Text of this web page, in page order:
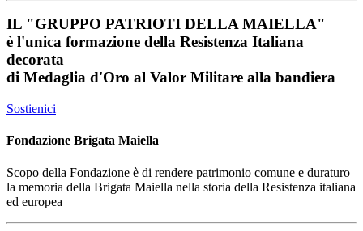
IL "GRUPPO PATRIOTI DELLA MAIELLA"
è l'unica formazione della Resistenza Italiana
decorata
di Medaglia d'Oro al Valor Militare alla bandiera
Sostienici
Fondazione Brigata Maiella
Scopo della Fondazione è di rendere patrimonio comune e duraturo
la memoria della Brigata Maiella nella storia della Resistenza italiana
ed europea